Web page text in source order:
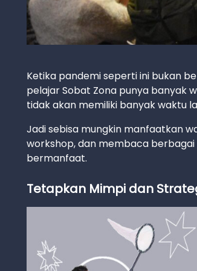
Ketika pandemi seperti ini bukan
pelajar Sobat Zona punya banyak
tidak akan memiliki banyak waktu
Jadi sebisa mungkin manfaatkan
workshop, dan membaca berbagai
bermanfaat.
Tetapkan Mimpi dan